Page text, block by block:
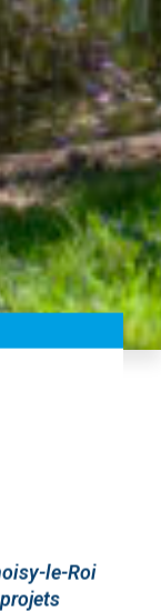
le-Roi